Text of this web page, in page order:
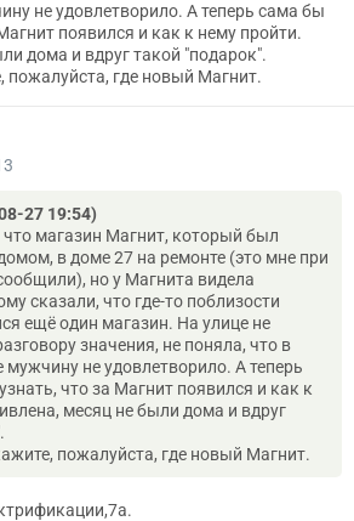
не удовлетворило. А теперь сама бы
появился и как к нему пройти.
дома и вдруг такой "подарок".
где новый Магнит.
27 19:54)
что магазин Магнит, который был
в доме 27 на ремонте (это мне при
но у Магнита видела
сказали, что где-то поблизости
ещё один магазин. На улице не
значения, не поняла, что в
не удовлетворило. А теперь
что за Магнит появился и как к
месяц не были дома и вдруг
пожалуйста, где новый Магнит.